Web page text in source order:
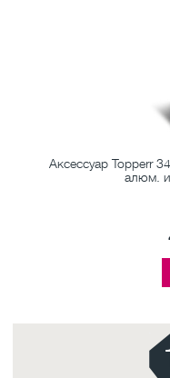
Аксессуар Topperr
алюм.